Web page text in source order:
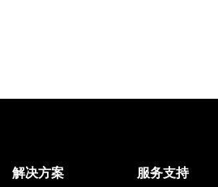
解决方案 服务支持